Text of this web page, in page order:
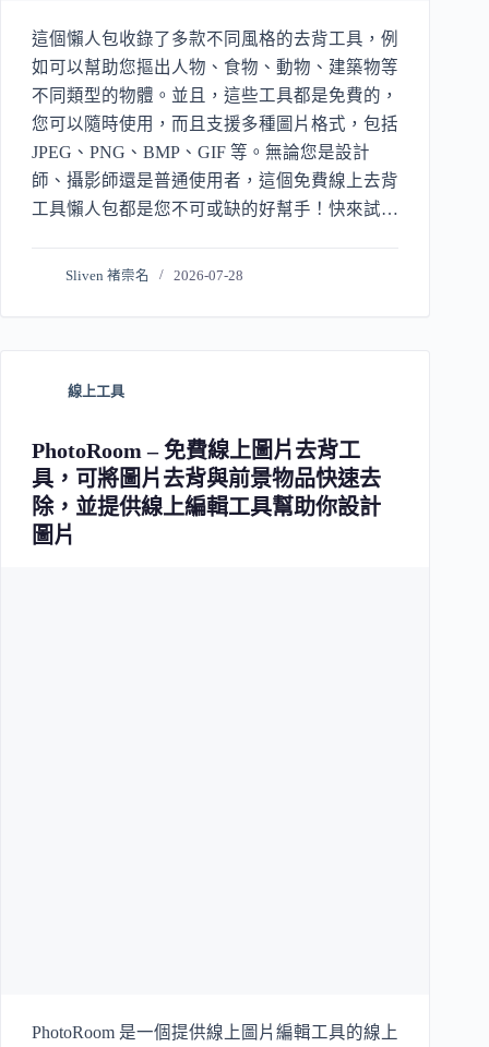
這個懶人包收錄了多款不同風格的去背工具，例
如可以幫助您摳出人物、食物、動物、建築物等
不同類型的物體。並且，這些工具都是免費的，
您可以隨時使用，而且支援多種圖片格式，包括
JPEG、PNG、BMP、GIF 等。無論您是設計
師、攝影師還是普通使用者，這個免費線上去背
工具懶人包都是您不可或缺的好幫手！快來試試
Sliven 褚崇名 2026-07-28
線上工具
PhotoRoom – 免費線上圖片去背工
具，可將圖片去背與前景物品快速去
除，並提供線上編輯工具幫助你設計
圖片
PhotoRoom 是一個提供線上圖片編輯工具的線上